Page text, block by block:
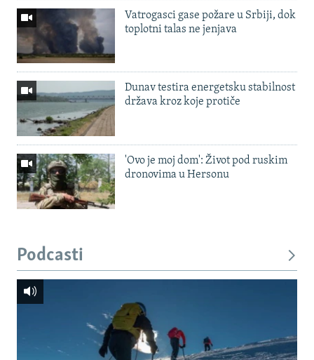
Vatrogasci gase požare u Srbiji, dok
toplotni talas ne jenjava
Dunav testira energetsku stabilnost
država kroz koje protiče
'Ovo je moj dom': Život pod ruskim
dronovima u Hersonu
Podcasti